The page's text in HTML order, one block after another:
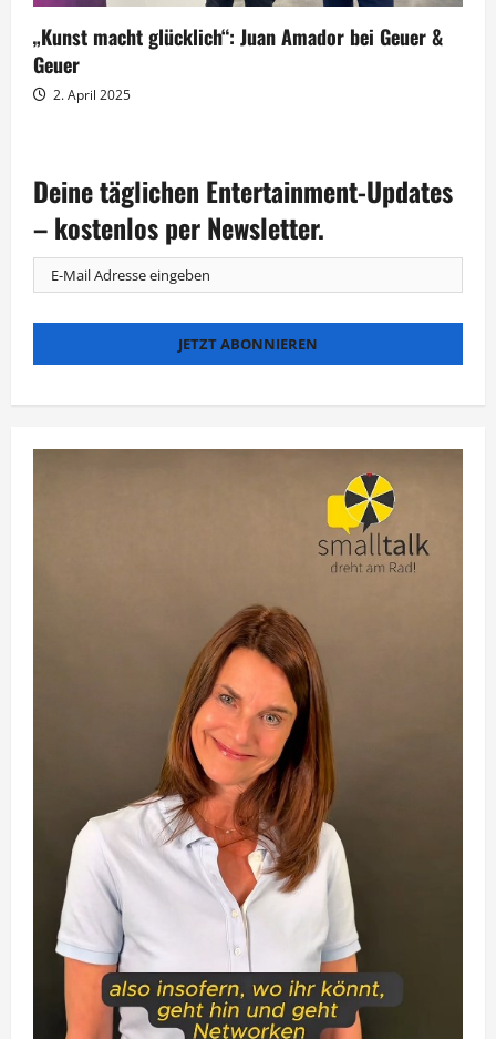
„Kunst macht glücklich“: Juan Amador bei Geuer &
Geuer
2. April 2025
Deine täglichen Entertainment-Updates
– kostenlos per Newsletter.